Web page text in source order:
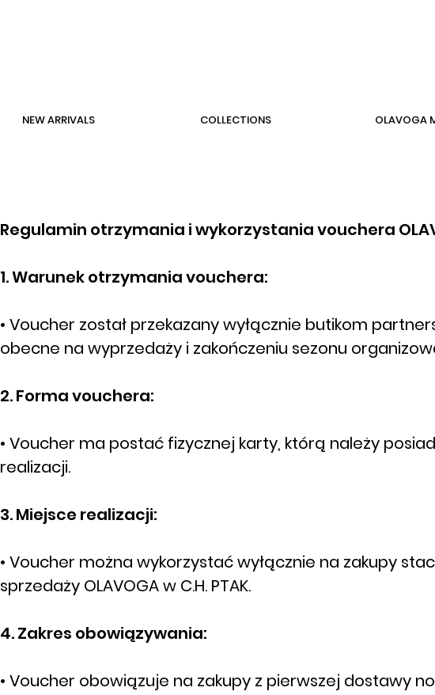
NEW ARRIVALS COLLECTIONS OLAVOGA
Regulamin otrzymania i wykorzystania vouchera
1. Warunek otrzymania vouchera:
• Voucher został przekazany wyłącznie butikom
obecne na wyprzedaży i zakończeniu sezonu
2. Forma vouchera:
• Voucher ma postać fizycznej karty, którą należy
realizacji.
3. Miejsce realizacji:
• Voucher można wykorzystać wyłącznie na zakupy
sprzedaży OLAVOGA w C.H. PTAK.
4. Zakres obowiązywania:
• Voucher obowiązuje na zakupy z pierwszej dostawy